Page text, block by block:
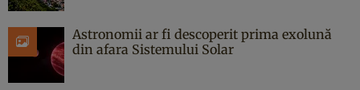
Astronomii ar fi descoperit prima exolună
din afara Sistemului Solar